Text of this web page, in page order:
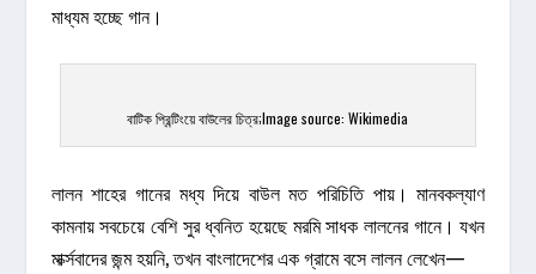
মাধ্যম হচ্ছে গান।
বাটিক প্রিন্টিংয়ে বাউলের চিত্র;Image source: Wikimedia
লালন শাহের গানের মধ্য দিয়ে বাউল মত পরিচিতি পায়। মানবকল্যাণ
কামনায় সবচেয়ে বেশি সুর ধ্বনিত হয়েছে মরমি সাধক লালনের গানে। যখন
মার্ক্সবাদের জন্ম হয়নি, তখন বাংলাদেশের এক গ্রামে বসে লালন লেখেন—